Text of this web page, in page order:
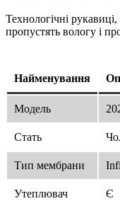
Технологічні
пропустять вологу і
Найменування
Модель
Стать
Тип мембрани
Утеплювач Є